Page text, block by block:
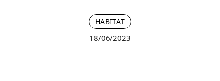
HABITAT
18/06/2023